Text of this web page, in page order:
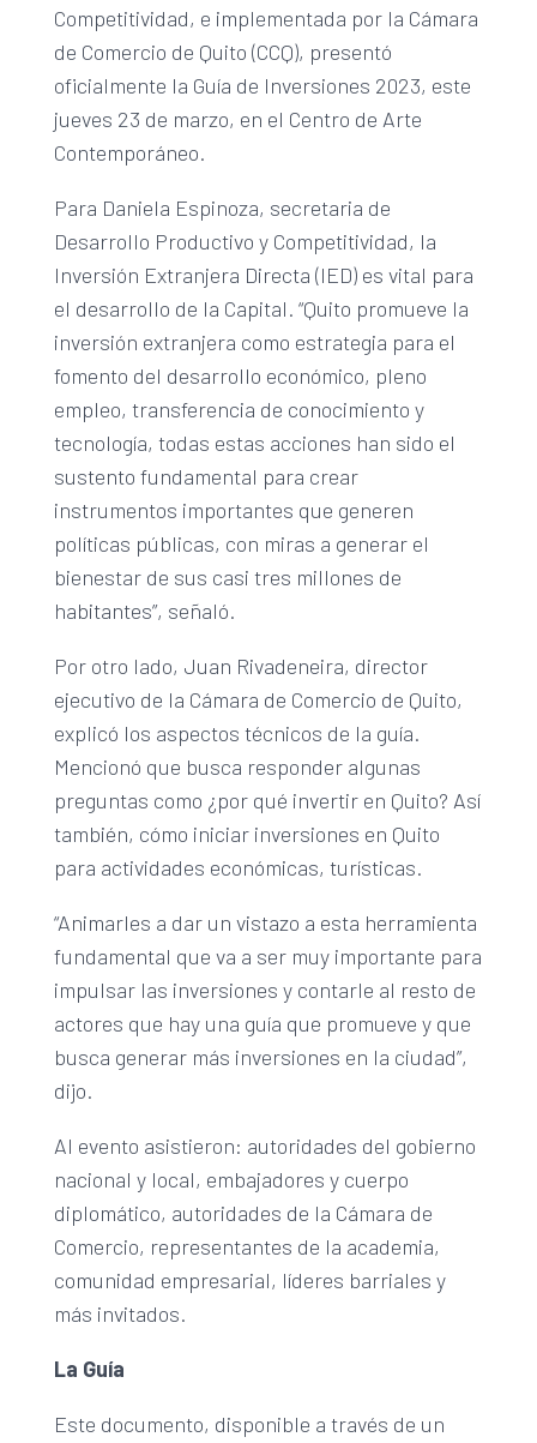
Competitividad, e implementada por la Cámara
de Comercio de Quito (CCQ), presentó
oficialmente la Guía de Inversiones 2023, este
jueves 23 de marzo, en el Centro de Arte
Contemporáneo.
Para Daniela Espinoza, secretaria de
Desarrollo Productivo y Competitividad, la
Inversión Extranjera Directa (IED) es vital para
el desarrollo de la Capital. “Quito promueve la
inversión extranjera como estrategia para el
fomento del desarrollo económico, pleno
empleo, transferencia de conocimiento y
tecnología, todas estas acciones han sido el
sustento fundamental para crear
instrumentos importantes que generen
políticas públicas, con miras a generar el
bienestar de sus casi tres millones de
habitantes”, señaló.
Por otro lado, Juan Rivadeneira, director
ejecutivo de la Cámara de Comercio de Quito,
explicó los aspectos técnicos de la guía.
Mencionó que busca responder algunas
preguntas como ¿por qué invertir en Quito? Así
también, cómo iniciar inversiones en Quito
para actividades económicas, turísticas.
“Animarles a dar un vistazo a esta herramienta
fundamental que va a ser muy importante para
impulsar las inversiones y contarle al resto de
actores que hay una guía que promueve y que
busca generar más inversiones en la ciudad”,
dijo.
Al evento asistieron: autoridades del gobierno
nacional y local, embajadores y cuerpo
diplomático, autoridades de la Cámara de
Comercio, representantes de la academia,
comunidad empresarial, líderes barriales y
más invitados.
La Guía
Este documento, disponible a través de un